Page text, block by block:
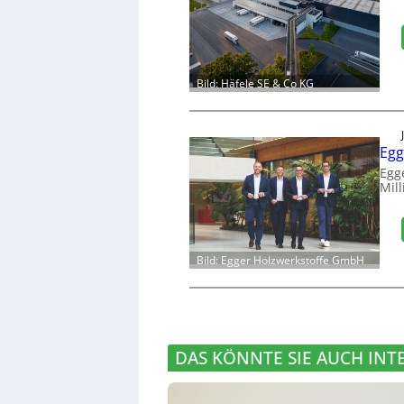
Bild: Häfele SE & Co KG
Bild: Egger Holzwerkstoffe GmbH
DAS KÖNNTE SIE AUCH